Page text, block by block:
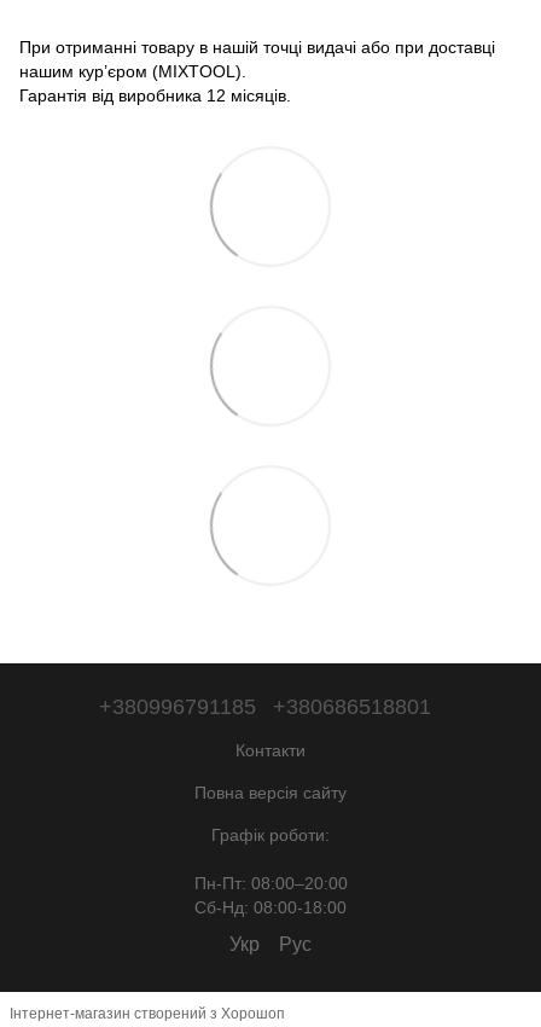
При отриманні товару в нашій точці видачі або при доставці
нашим кур’єром (MIXTOOL).
Гарантія від виробника 12 місяців.
+380996791185 +380686518801
Контакти
Повна версія сайту
Графік роботи:
Пн-Пт: 08:00–20:00
Сб-Нд: 08:00-18:00
Укр Рус
Інтернет-магазин створений з Хорошоп